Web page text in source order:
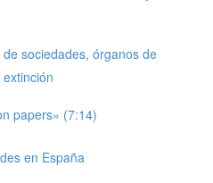
sociedades, órganos de
papers» (7:14)
en España